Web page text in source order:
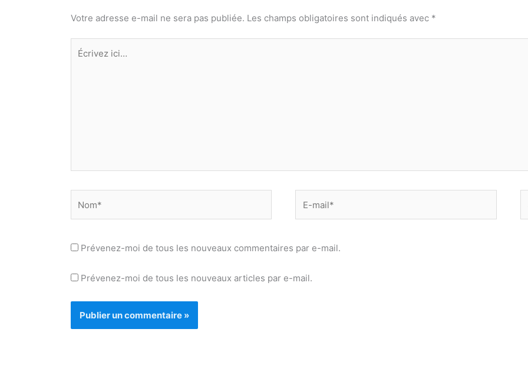
Votre adresse e-mail ne sera pas publiée. Les champs obligatoires sont indiqués avec *
Écrivez
ici…
mail*
Prévenez-moi de tous les nouveaux commentaires par e-mail.
Prévenez-moi de tous les nouveaux articles par e-mail.